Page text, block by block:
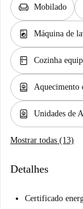
chair Mobilado
local_laundry_service Máquina de
kitchen Cozinha
water_heater Aquecimento
water_heater Unidades de
Mostrar todas (13)
Detalhes
Certificado